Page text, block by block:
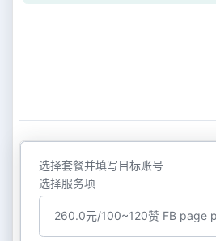
选择套餐并填写目标账号
选择服务项